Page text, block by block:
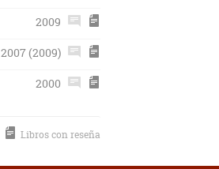
2009
2007 (2009)
2000
Libros con reseña